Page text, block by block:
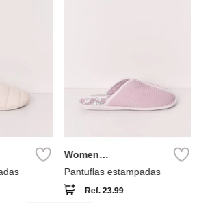
Women
Secret
Pantuflas estampadas
Ref.23.99